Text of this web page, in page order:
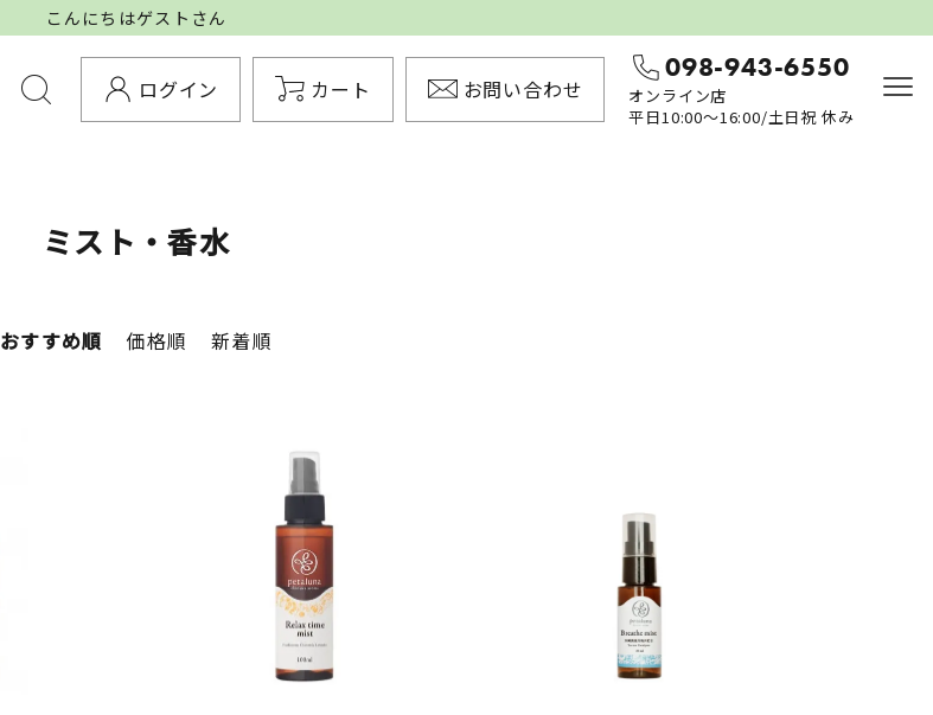
こんにちはゲストさん
ログイン カート お問い合わせ
098-943-6550
オンライン店
平日10:00〜16:00/土日祝 休み
ミスト・香水
おすすめ順 価格順 新着順